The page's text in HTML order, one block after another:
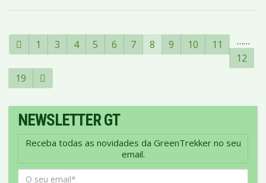
1 …
3 4 5 6 7 8 9 10
11
12
…
19
NEWSLETTER GT
Receba todas as novidades da GreenTrekker no seu
email.